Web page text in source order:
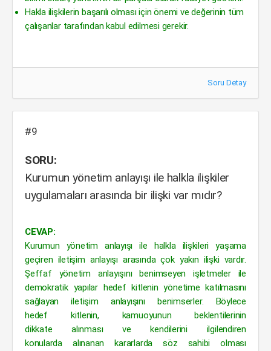
Hakla ilişkilerin başarılı olması için önemi ve değerinin tüm
çalışanlar tarafından kabul edilmesi gerekir.
Soru Detay
#9
SORU:
Kurumun yönetim anlayışı ile halkla ilişkiler
uygulamaları arasında bir ilişki var mıdır?
CEVAP:
Kurumun yönetim anlayışı ile halkla ilişkileri yaşama
geçiren iletişim anlayışı arasında çok yakın ilişki vardır.
Şeffaf yönetim anlayışını benimseyen işletmeler ile
demokratik yapılar hedef kitlenin yönetime katılmasını
sağlayan iletişim anlayışını benimserler. Böylece
hedef kitlenin, kamuoyunun beklentilerinin
dikkate alınması ve kendilerini ilgilendiren
konularda alınanan kararlarda söz sahibi olması